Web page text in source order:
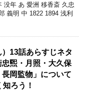
年 あ 愛洲 移香斎 久忠
義明 中 1822 1894 浅利
13話あらすじネタ
煕・月照・大久保
岡監物」について
ろう！